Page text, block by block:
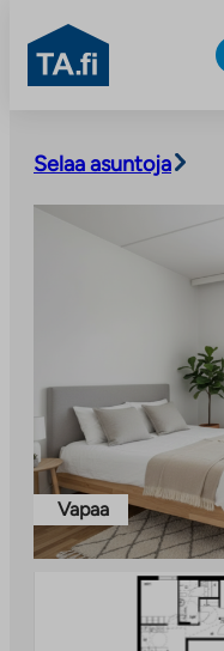
sisältöön
TA.fi
Selaa asuntoja
Vapaa